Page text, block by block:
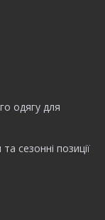
одягу для
сезонні позиції